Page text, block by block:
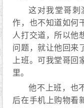
这对我堂哥刺
作，也不知道如何
人打交道，所以他
问题，就让他回来
上班。可我堂哥
里。
他不上班，也
后在手机上购物看